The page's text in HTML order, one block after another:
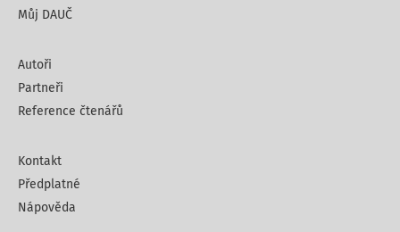
Můj DAUČ
Autoři
Partneři
Reference čtenářů
Kontakt
Předplatné
Nápověda